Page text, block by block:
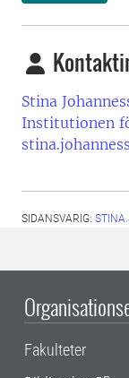
Stina
Institutionen
SIDANSVARIG:
Fakulteter